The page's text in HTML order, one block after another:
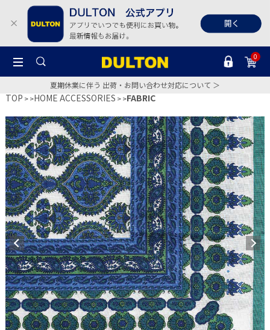
0
夏期休業に伴う 出荷・お問い合わせ対応について ＞
TOP >HOME ACCESSORIES >FABRIC